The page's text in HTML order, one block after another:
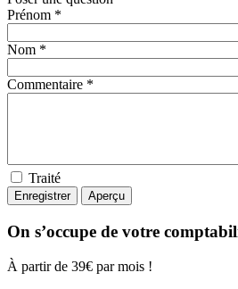
Prénom *
Nom *
Commentaire *
Traité
On s’occupe de votre
À partir de 39€ par mois !